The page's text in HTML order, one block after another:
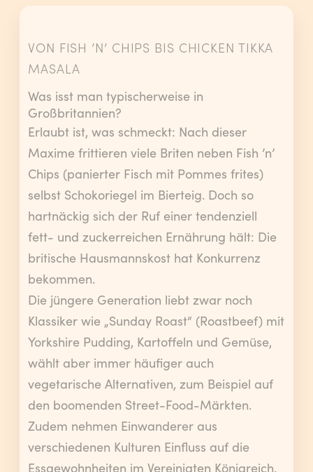
VON FISH ’N’ CHIPS BIS CHICKEN TIKKA
MASALA
Was isst man typischerweise in
Großbritannien?
Erlaubt ist, was schmeckt: Nach dieser
Maxime frittieren viele Briten neben Fish ’n’
Chips (panierter Fisch mit Pommes frites)
selbst Schokoriegel im Bierteig. Doch so
hartnäckig sich der Ruf einer tendenziell
fett- und zuckerreichen Ernährung hält: Die
britische Hausmannskost hat Konkurrenz
bekommen.
Die jüngere Generation liebt zwar noch
Klassiker wie „Sunday Roast“ (Roastbeef) mit
Yorkshire Pudding, Kartoffeln und Gemüse,
wählt aber immer häufiger auch
vegetarische Alternativen, zum Beispiel auf
den boomenden Street-Food-Märkten.
Zudem nehmen Einwanderer aus
verschiedenen Kulturen Einfluss auf die